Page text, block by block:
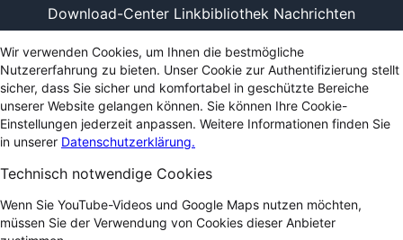
Download-Center Linkbibliothek Nachrichten
Wir verwenden Cookies, um Ihnen die bestmögliche
Nutzererfahrung zu bieten. Unser Cookie zur Authentifizierung stellt
sicher, dass Sie sicher und komfortabel in geschützte Bereiche
unserer Website gelangen können. Sie können Ihre Cookie-
Einstellungen jederzeit anpassen. Weitere Informationen finden Sie
in unserer Datenschutzerklärung.
Technisch notwendige Cookies
Wenn Sie YouTube-Videos und Google Maps nutzen möchten,
müssen Sie der Verwendung von Cookies dieser Anbieter